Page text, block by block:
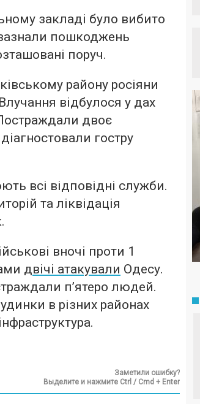
закладі було вибито
пошкоджень
поруч.
району росіяни
відбулося у дах
Постраждали двоє
гостру
всі відповідні служби.
та ліквідація
вночі проти 1
двічі атакували Одесу.
п’ятеро людей.
в різних районах
Заметили ошибку?
Выделите и нажмите Ctrl / Cmd + Enter